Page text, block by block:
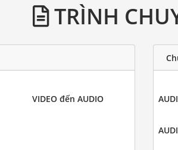
TRÌNH
VIDEO đến AUDIO